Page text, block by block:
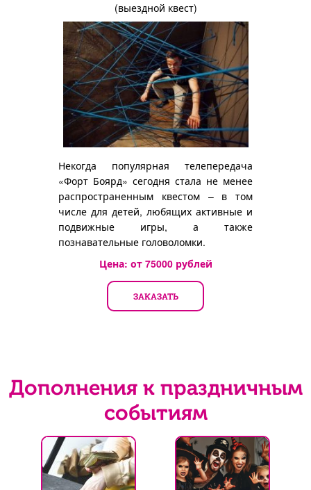
(выездной квест)
Некогда популярная телепередача
«Форт Боярд» сегодня стала не менее
распространенным квестом – в том
числе для детей, любящих активные и
подвижные игры, а также
познавательные головоломки.
Цена: от 75000рублей
ЗАКАЗАТЬ
Дополнения к праздничным
событиям